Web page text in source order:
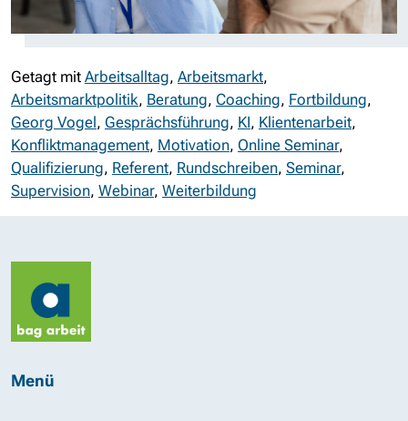
Getagt mit Arbeitsalltag, Arbeitsmarkt,
Arbeitsmarktpolitik, Beratung, Coaching, Fortbildung,
Georg Vogel, Gesprächsführung, KI, Klientenarbeit,
Konfliktmanagement, Motivation, Online Seminar,
Qualifizierung, Referent, Rundschreiben, Seminar,
Supervision, Webinar, Weiterbildung
Menü